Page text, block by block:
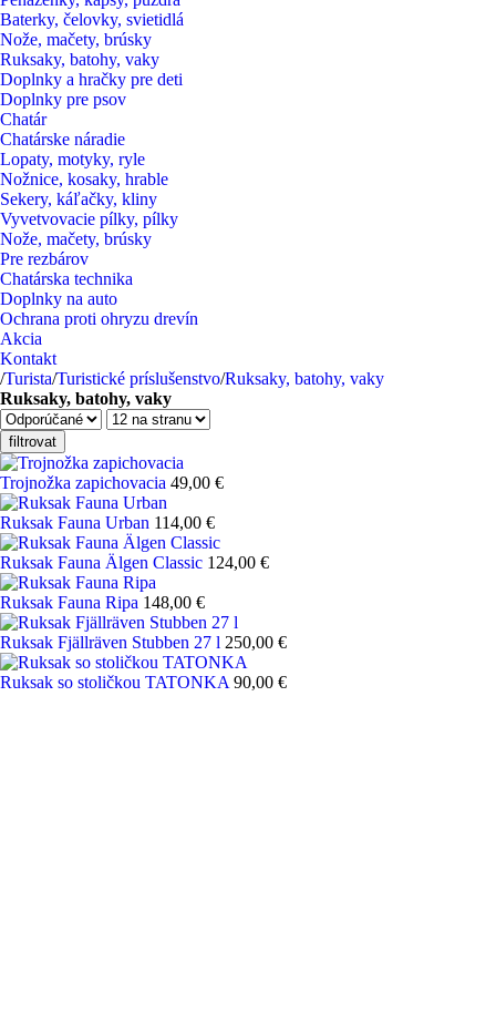
Baterky, čelovky, svietidlá
Nože, mačety, brúsky
Ruksaky, batohy, vaky
Doplnky a hračky pre deti
Doplnky pre psov
Chatár
Chatárske náradie
Lopaty, motyky, ryle
Nožnice, kosaky, hrable
Sekery, káľačky, kliny
Vyvetvovacie pílky, pílky
Nože, mačety, brúsky
Pre rezbárov
Chatárska technika
Doplnky na auto
Ochrana proti ohryzu drevín
Akcia
Kontakt
/Turista/Turistické príslušenstvo/Ruksaky, batohy, vaky
Ruksaky, batohy, vaky
filtrovat
Trojnožka zapichovacia 49,00 €
Ruksak Fauna Urban 114,00 €
Ruksak Fauna Älgen Classic 124,00 €
Ruksak Fauna Ripa 148,00 €
Ruksak Fjällräven Stubben 27 l 250,00 €
Ruksak so stoličkou TATONKA 90,00 €